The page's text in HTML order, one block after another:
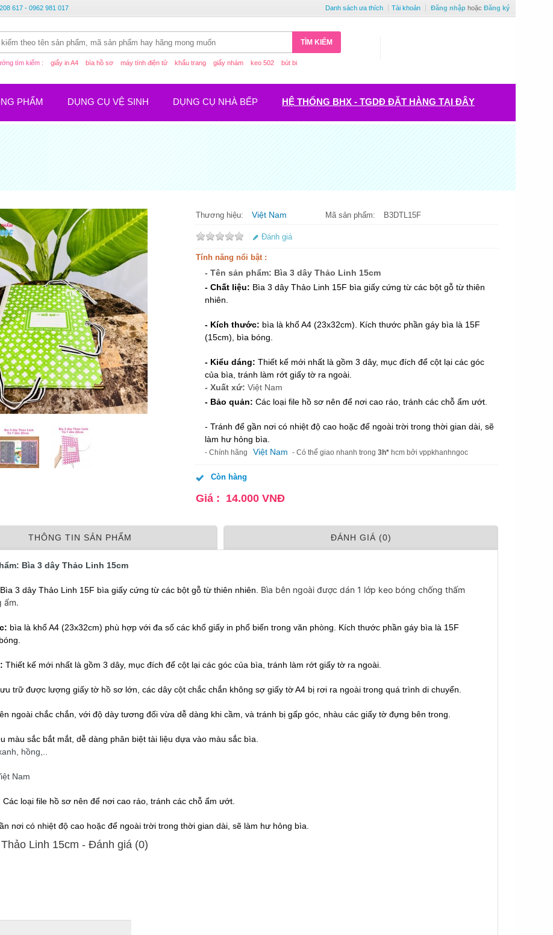
617 - 0962 981 017 Danh sách ưa thích Tài khoản Đăng nhập hoặc Đăng ký
TÌM KIẾM
tìm kiếm : giấy in A4 bìa hồ sơ máy tính điện tử khẩu trang giấy nhám keo 502 bút bi
PHẨM DỤNG CỤ VỆ SINH DỤNG CỤ NHÀ BẾP HỆ THỐNG BHX - TGDĐ ĐẶT HÀNG TẠI ĐÂY
Thương hiệu: Việt Nam Mã sản phẩm: B3DTL15F
Đánh giá
Tính năng nổi bật :
- Tên sản phẩm: Bìa 3 dây Thảo Linh 15cm
- Chất liệu: Bìa 3 dây Thảo Linh 15F bìa giấy cứng từ các bột gỗ từ thiên
nhiên.
- Kích thước: bìa là khổ A4 (23x32cm). Kích thước phần gáy bìa là 15F
(15cm), bìa bóng.
- Kiểu dáng: Thiết kế mới nhất là gồm 3 dây, mục đích để cột lại các góc
của bìa, tránh làm rớt giấy tờ ra ngoài.
- Xuất xứ: Việt Nam
- Bảo quản: Các loại file hồ sơ nên để nơi cao ráo, tránh các chỗ ẩm ướt.
- Tránh để gần nơi có nhiệt độ cao hoặc để ngoài trời trong thời gian dài, sẽ
làm hư hỏng bìa.
- Chính hãng Việt Nam - Có thể giao nhanh trong 3h* hcm bởi vppkhanhngoc
Còn hàng
Giá : 14.000 VNĐ
THÔNG TIN SẢN PHẨM ÐÁNH GIÁ (0)
Bìa 3 dây Thảo Linh 15cm
Bìa 3 dây Thảo Linh 15F bìa giấy cứng từ các bột gỗ từ thiên nhiên. Bìa bên ngoài được dán 1 lớp keo bóng chống thấm
ẩm.
bìa là khổ A4 (23x32cm) phù hợp với đa số các khổ giấy in phổ biến trong văn phòng. Kích thước phần gáy bìa là 15F
Thiết kế mới nhất là gồm 3 dây, mục đích để cột lại các góc của bìa, tránh làm rớt giấy tờ ra ngoài.
trữ được lượng giấy tờ hồ sơ lớn, các dây cột chắc chắn không sợ giấy tờ A4 bị rơi ra ngoài trong quá trình di chuyển.
ngoài chắc chắn, với độ dày tương đối vừa dễ dàng khi cầm, và tránh bị gấp góc, nhàu các giấy tờ đựng bên trong.
màu sắc bắt mắt, dễ dàng phân biệt tài liệu dựa vào màu sắc bìa.
hồng,..
Nam
Các loại file hồ sơ nên để nơi cao ráo, tránh các chỗ ẩm ướt.
nơi có nhiệt độ cao hoặc để ngoài trời trong thời gian dài, sẽ làm hư hỏng bìa.
Linh 15cm - Ðánh giá (0)